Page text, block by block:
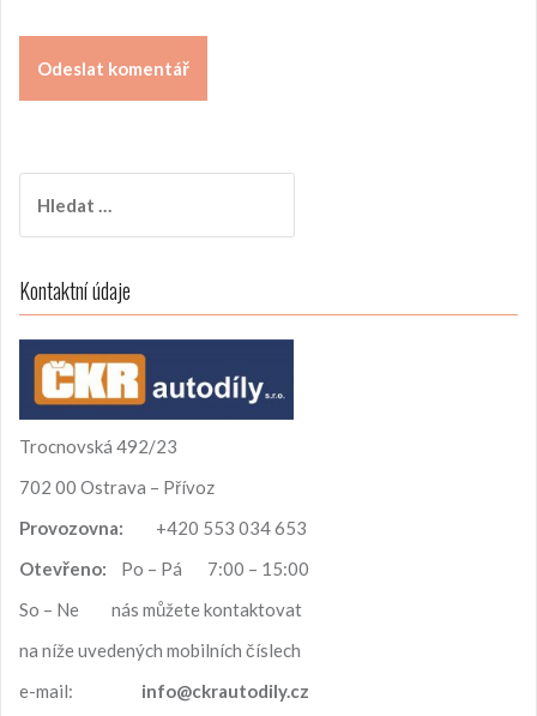
h
e
á
n
Kontaktní údaje
Trocnovská 492/23
702 00 Ostrava – Přívoz
Provozovna:
+420 553 034 653
Otevřeno: Po – Pá 7:00 – 15:00
So – Ne nás můžete kontaktovat
na níže uvedených mobilních číslech
e-mail: info@ckrautodily.cz